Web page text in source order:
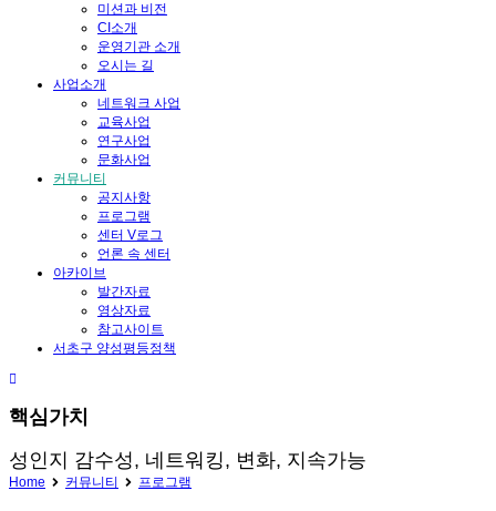
미션과 비전
CI소개
운영기관 소개
오시는 길
사업소개
네트워크 사업
교육사업
연구사업
문화사업
커뮤니티
공지사항
프로그램
센터 V로그
언론 속 센터
아카이브
발간자료
영상자료
참고사이트
서초구 양성평등정책
핵심가치
성인지 감수성, 네트워킹, 변화, 지속가능
Home 커뮤니티 프로그램